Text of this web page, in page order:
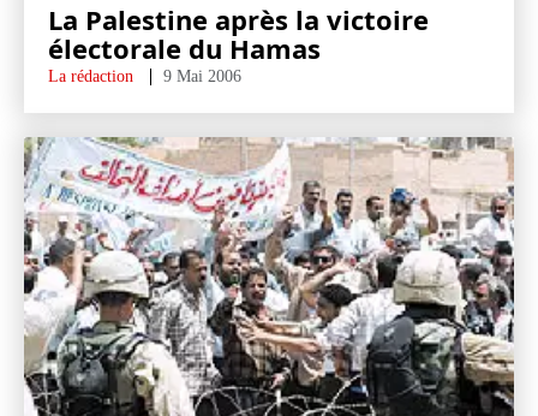
La Palestine après la victoire
électorale du Hamas
La rédaction 9 Mai 2006